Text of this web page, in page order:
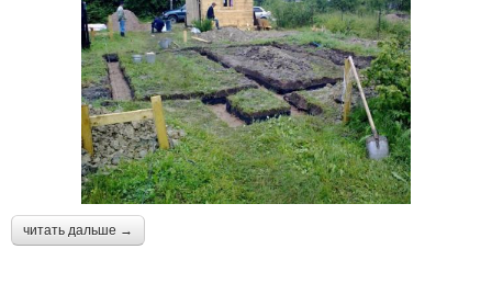
читать дальше →